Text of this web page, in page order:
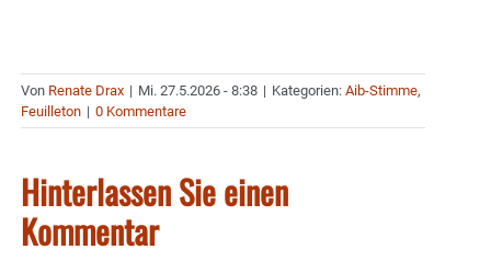
Von Renate Drax | Mi. 27.5.2026 - 8:38 | Kategorien: Aib-Stimme,
Feuilleton | 0 Kommentare
Hinterlassen Sie einen
Kommentar